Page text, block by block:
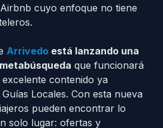
cuyo enfoque no tiene
Arrivedo está lanzando una
que funcionará
contenido ya
Locales. Con esta nueva
pueden encontrar lo
solo lugar: ofertas y